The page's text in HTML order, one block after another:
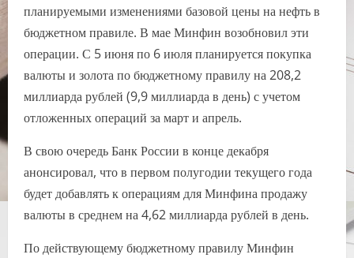
планируемыми изменениями базовой цены на нефть в
бюджетном правиле. В мае Минфин возобновил эти
операции. С 5 июня по 6 июля планируется покупка
валюты и золота по бюджетному правилу на 208,2
миллиарда рублей (9,9 миллиарда в день) с учетом
отложенных операций за март и апрель.
В свою очередь Банк России в конце декабря
анонсировал, что в первом полугодии текущего года
будет добавлять к операциям для Минфина продажу
валюты в среднем на 4,62 миллиарда рублей в день.
По действующему бюджетному правилу Минфин